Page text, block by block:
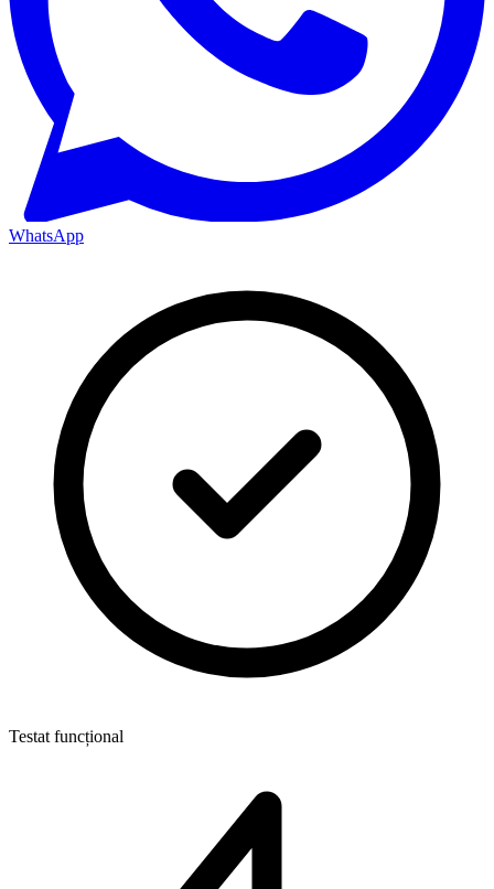
WhatsApp
Testat funcțional